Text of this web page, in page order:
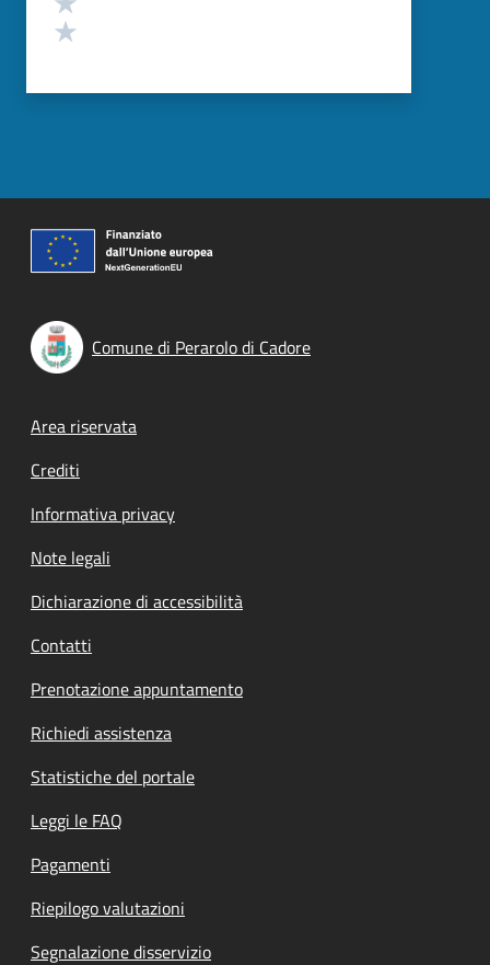
Comune di Perarolo di Cadore
Footer menu
Area riservata
Crediti
Informativa privacy
Note legali
Dichiarazione di accessibilità
Contatti
Prenotazione appuntamento
Richiedi assistenza
Statistiche del portale
Leggi le FAQ
Pagamenti
Riepilogo valutazioni
Segnalazione disservizio